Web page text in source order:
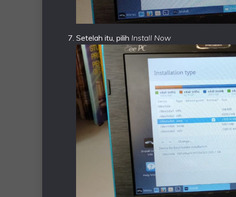
Setelah itu, pilih Install Now